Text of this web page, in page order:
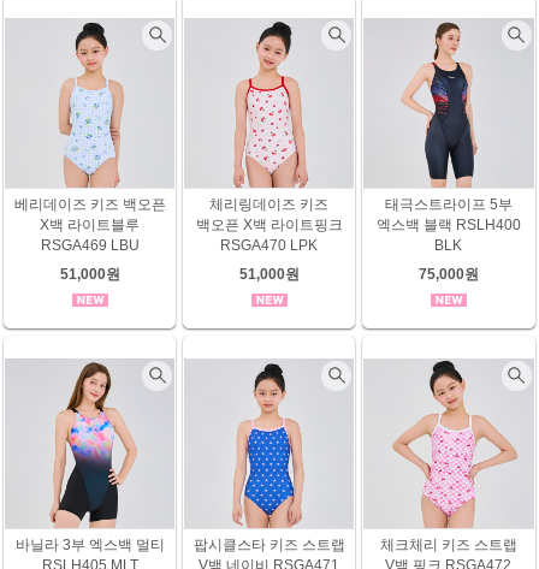
베리데이즈 키즈 백오픈
X백 라이트블루
RSGA469 LBU
51,000원
체리링데이즈 키즈
백오픈 X백 라이트핑크
RSGA470 LPK
51,000원
태극스트라이프 5부
엑스백 블랙 RSLH400
BLK
75,000원
바닐라 3부 엑스백 멀티
RSLH405 MLT
팝시클스타 키즈 스트랩
V백 네이비 RSGA471
체크체리 키즈 스트랩
V백 핑크 RSGA472